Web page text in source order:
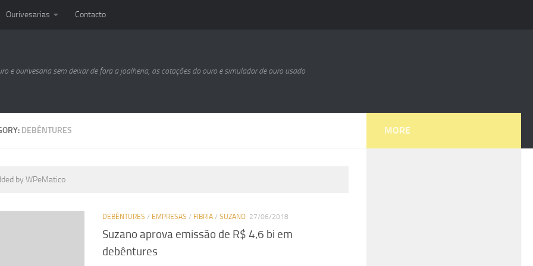
Ourivesarias Contacto
e ourivesaria sem deixar de fora a joalheria, as cotações do ouro e simulador de ouro usado
DEBÊNTURES
by WPeMatico
DEBÊNTURES / EMPRESAS / FIBRIA / SUZANO 27/06/2018
Suzano aprova emissão de R$ 4,6 bi em
debêntures
MORE